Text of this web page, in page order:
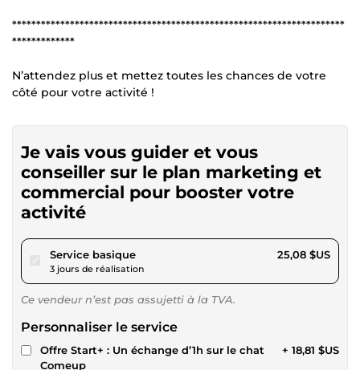
*********************************************************************
*************
N’attendez plus et mettez toutes les chances de votre
côté pour votre activité !
Je vais vous guider et vous
conseiller sur le plan marketing et
commercial pour booster votre
activité
Service basiquepour 23,11 $US
3 jours de réalisation
25,08 $US
Ce vendeur n’est pas assujetti à la TVA.
Personnaliser le service
Offre Start+ : Un échange d’1h sur le chat
Comeup
+ 18,81 $US